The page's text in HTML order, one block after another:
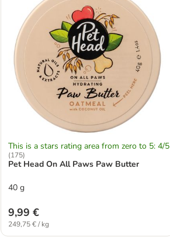
This is a stars rating area from zero to 5: 4/5
(175)
Pet Head On All Paws Paw Butter
40 g
9,99 €
249,75 € / kg